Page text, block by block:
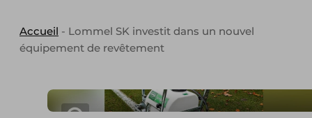
Accueil - Lommel SK investit dans un nouvel
équipement de revêtement